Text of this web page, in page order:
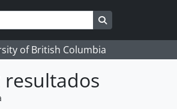
Search in browse
of British Columbia